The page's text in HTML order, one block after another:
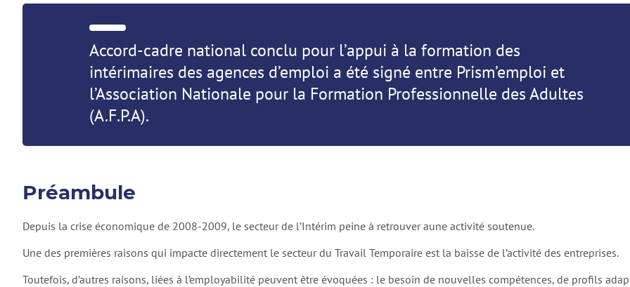
Accord-cadre national conclu pour l’appui à la formation des
intérimaires des agences d’emploi a été signé entre Prism’emploi et
l’Association Nationale pour la Formation Professionnelle des Adultes
(A.F.P.A).
Préambule
Depuis la crise économique de 2008-2009, le secteur de l’Intérim peine à retrouver aune activité soutenue.
Une des premières raisons qui impacte directement le secteur du Travail Temporaire est la baisse de l’activité des entreprises.
Toutefois, d’autres raisons, liées à l’employabilité peuvent être évoquées : le besoin de nouvelles compétences, de profils